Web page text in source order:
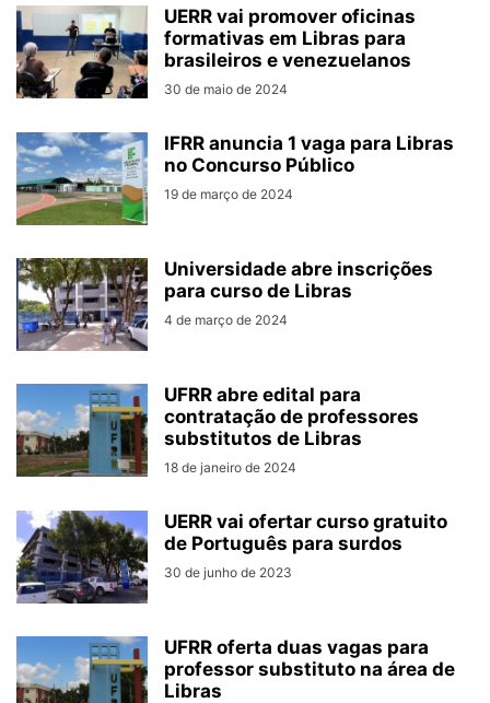
UERR vai promover oficinas
formativas em Libras para
brasileiros e venezuelanos
30 de maio de 2024
IFRR anuncia 1 vaga para Libras
no Concurso Público
19 de março de 2024
Universidade abre inscrições
para curso de Libras
4 de março de 2024
UFRR abre edital para
contratação de professores
substitutos de Libras
18 de janeiro de 2024
UERR vai ofertar curso gratuito
de Português para surdos
30 de junho de 2023
UFRR oferta duas vagas para
professor substituto na área de
Libras